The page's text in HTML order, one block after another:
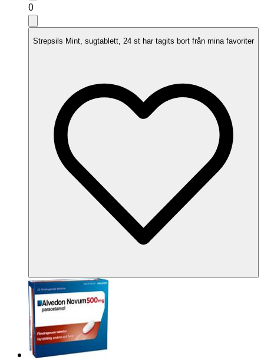
0
Strepsils Mint, sugtablett, 24 st har tagits bort från mina favoriter